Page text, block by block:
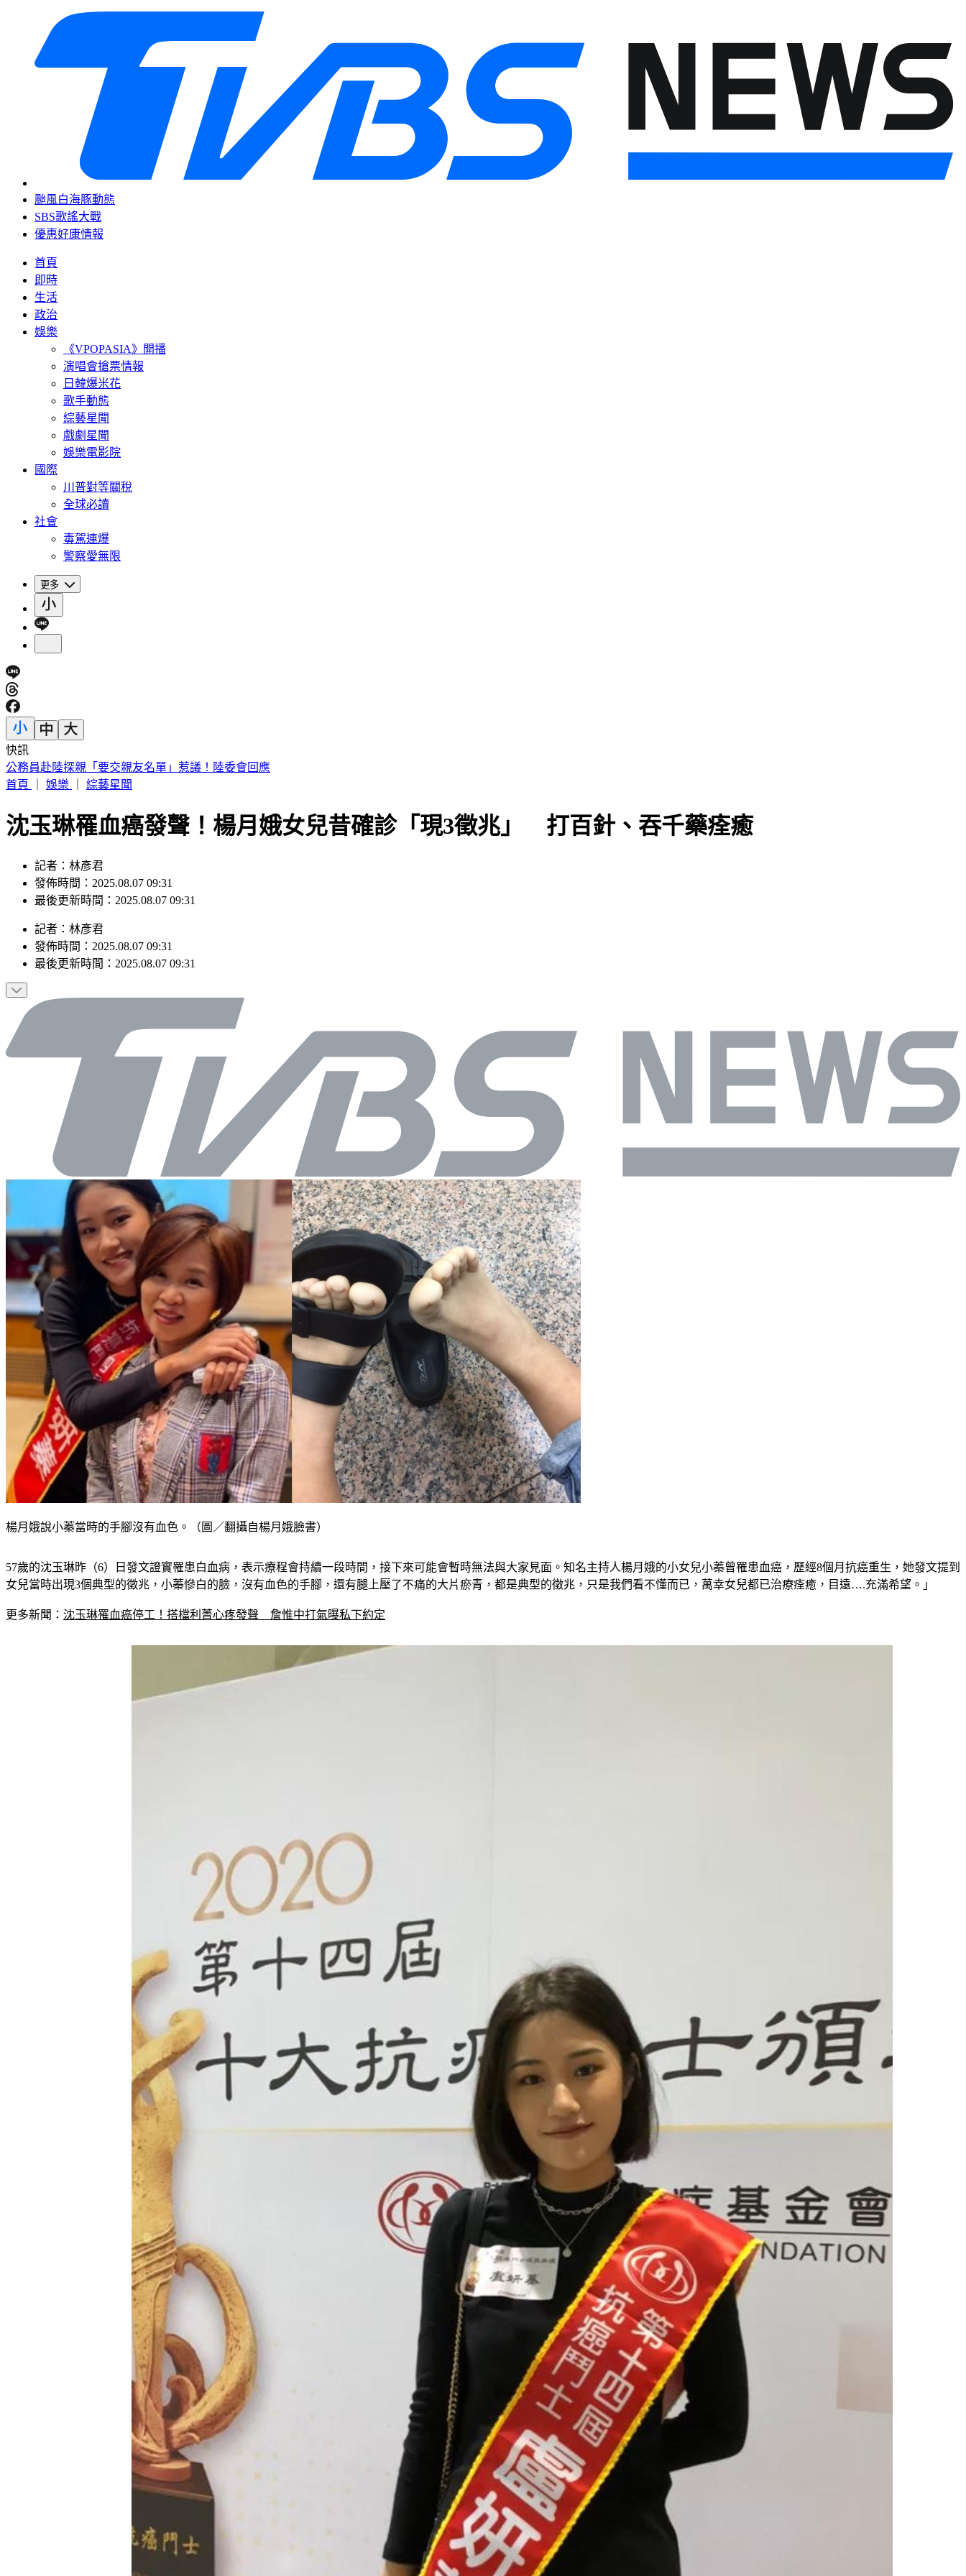
颱風白海豚動態
SBS歌謠大戰
優惠好康情報
首頁
即時
生活
政治
娛樂
《VPOPASIA》開播
演唱會搶票情報
日韓爆米花
歌手動態
綜藝星聞
戲劇星聞
娛樂電影院
國際
川普對等關稅
全球必讀
社會
毒駕連爆
警察愛無限
更多
快訊
王子不倫粿粿慘賠百萬！停工9個月「二度發文」
首頁
娛樂 綜藝星聞
沈玉琳罹血癌發聲！楊月娥女兒昔確診「現3徵兆」 打百針、吞千藥痊癒
記者：林彥君
發佈時間：2025.08.07 09:31
最後更新時間：2025.08.07 09:31
記者 ： 林彥君
發佈時間： 2025.08.07 09:31
最後更新時間： 2025.08.07 09:31
楊月娥說小蓁當時的手腳沒有血色。（圖／翻攝自楊月娥臉書）
57歲的沈玉琳昨（6）日發文證實罹患白血病，表示療程會持續一段時間，接下來可能會暫時無法與大家見面。知名主持人楊月娥的小女兒小蓁曾罹患血癌，歷經8個月抗癌重生，她發文提到
女兒當時出現3個典型的徵兆，小蓁慘白的臉，沒有血色的手腳，還有腿上壓了不痛的大片瘀青，都是典型的徵兆，只是我們看不懂而已，萬幸女兒都已治療痊癒，目遠….充滿希望。」
更多新聞： 沈玉琳罹血癌停工！搭檔利菁心疼發聲　詹惟中打氣曝私下約定